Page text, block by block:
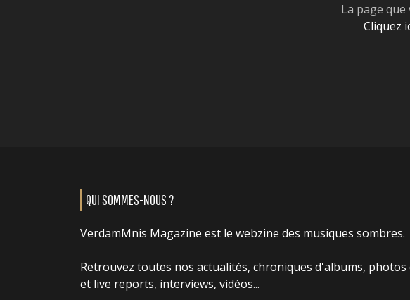
La page
Cliquez
QUI SOMMES-NOUS ?
VerdamMnis Magazine est le webzine des musiques sombres.
Retrouvez toutes nos actualités, chroniques d'albums, photos
et live reports, interviews, vidéos...